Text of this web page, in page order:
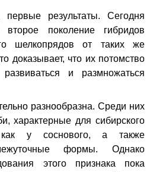
результаты. Сегодня
поколение гибридов
шелкопрядов от таких же
доказывает, что их потомство
и размножаться
разнообразна. Среди них
характерные для сибирского
у соснового, а также
формы.
Однако
этого признака пока